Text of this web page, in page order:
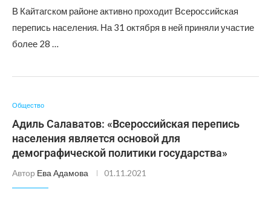
В Кайтагском районе активно проходит Всероссийская
перепись населения. На 31 октября в ней приняли участие
более 28 …
Общество
Адиль Салаватов: «Всероссийская перепись
населения является основой для
демографической политики государства»
Автор Ева Адамова 01.11.2021